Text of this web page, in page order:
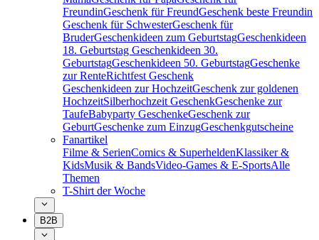
FreundinGeschenk für FreundGeschenk beste Freundin
Geschenk für SchwesterGeschenk für
BruderGeschenkideen zum GeburtstagGeschenkideen
18. Geburtstag Geschenkideen 30.
GeburtstagGeschenkideen 50. GeburtstagGeschenke
zur RenteRichtfest Geschenk
Geschenkideen zur HochzeitGeschenk zur goldenen
HochzeitSilberhochzeit GeschenkGeschenke zur
TaufeBabyparty GeschenkeGeschenk zur
GeburtGeschenke zum EinzugGeschenkgutscheine
Fanartikel
Filme & SerienComics & SuperheldenKlassiker &
KidsMusik & BandsVideo-Games & E-SportsAlle
Themen
T-Shirt der Woche
B2B